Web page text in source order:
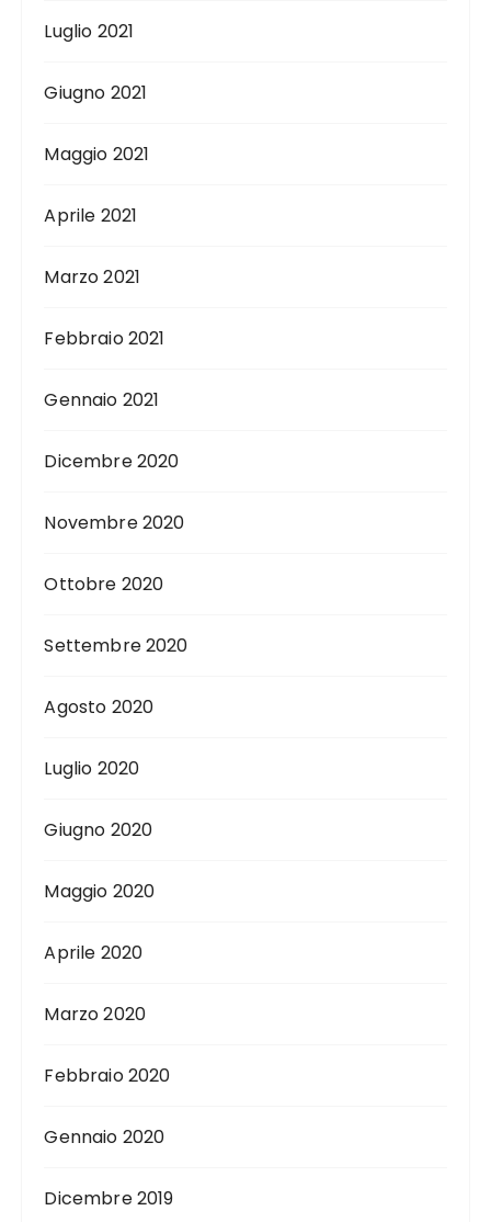
Luglio 2021
Giugno 2021
Maggio 2021
Aprile 2021
Marzo 2021
Febbraio 2021
Gennaio 2021
Dicembre 2020
Novembre 2020
Ottobre 2020
Settembre 2020
Agosto 2020
Luglio 2020
Giugno 2020
Maggio 2020
Aprile 2020
Marzo 2020
Febbraio 2020
Gennaio 2020
Dicembre 2019